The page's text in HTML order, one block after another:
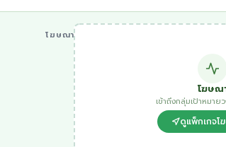
โฆษณา
โฆษณ
เข้าถึงกลุ่มเป้าหมาย
ดูแพ็กเกจ